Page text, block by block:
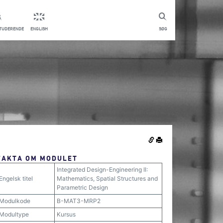
SØG
ENGLISH
OM MODULET
titel
Integrated Design-Engineering II:
Mathematics, Spatial Structures and
Parametric Design
B-MAT3-MRP2
Kursus